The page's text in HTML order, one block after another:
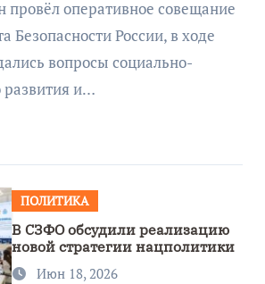
оперативное совещание
Безопасности России, в ходе
вопросы социально-
развития и…
ПОЛИТИКА
В СЗФО обсудили реализацию
новой стратегии нацполитики
Июн 18, 2026